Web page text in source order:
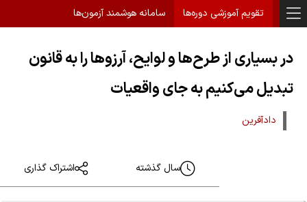
تقویم آموزشی دوره‌ها سامانه هوشمند آزمون‌ها
در بسیاری از طرح‌ها و لوایح، آرزوها را به قانون
تبدیل می‌کنیم به جای واقعیات
دادآفرین
سال گذشته اشتراک گذاری